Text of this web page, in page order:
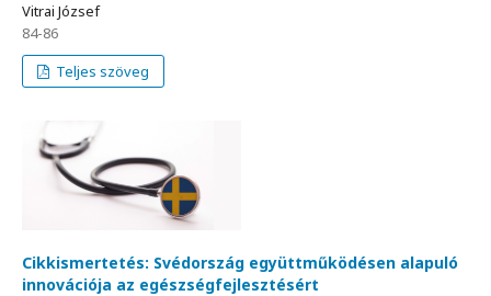
Vitrai József
84-86
Teljes szöveg
Cikkismertetés: Svédország együttműködésen alapuló
innovációja az egészségfejlesztésért